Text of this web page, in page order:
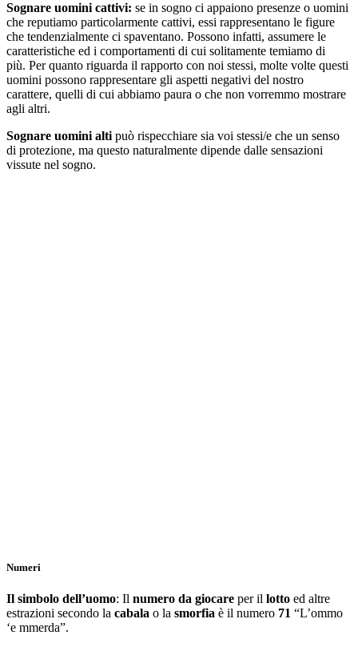
Sognare uomini cattivi: se in sogno ci appaiono presenze o uomini
che reputiamo particolarmente cattivi, essi rappresentano le figure
che tendenzialmente ci spaventano. Possono infatti, assumere le
caratteristiche ed i comportamenti di cui solitamente temiamo di
più. Per quanto riguarda il rapporto con noi stessi, molte volte questi
uomini possono rappresentare gli aspetti negativi del nostro
carattere, quelli di cui abbiamo paura o che non vorremmo mostrare
agli altri.
Sognare uomini alti può rispecchiare sia voi stessi/e che un senso
di protezione, ma questo naturalmente dipende dalle sensazioni
vissute nel sogno.
Numeri
Il simbolo dell’uomo: Il numero da giocare per il lotto ed altre
estrazioni secondo la cabala o la smorfia è il numero 71 “L’ommo
‘e mmerda”.